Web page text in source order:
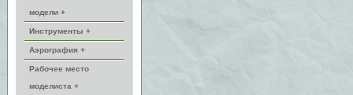
модели +
Инструменты +
Аэрография +
Рабочее место
моделиста +